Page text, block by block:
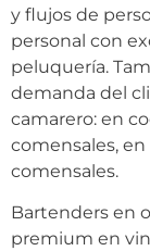
y flujos de
personal con
peluquería.
demanda del
camarero: en
comensales, en
comensales.
Bartenders en
premium en